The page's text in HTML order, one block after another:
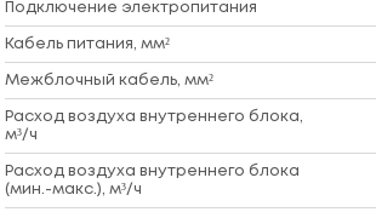
Подключение электропитания
Кабель питания, мм²
Межблочный кабель, мм²
Расход воздуха внутреннего блока,
м³/ч
Расход воздуха внутреннего блока
(мин.-макс.), м³/ч